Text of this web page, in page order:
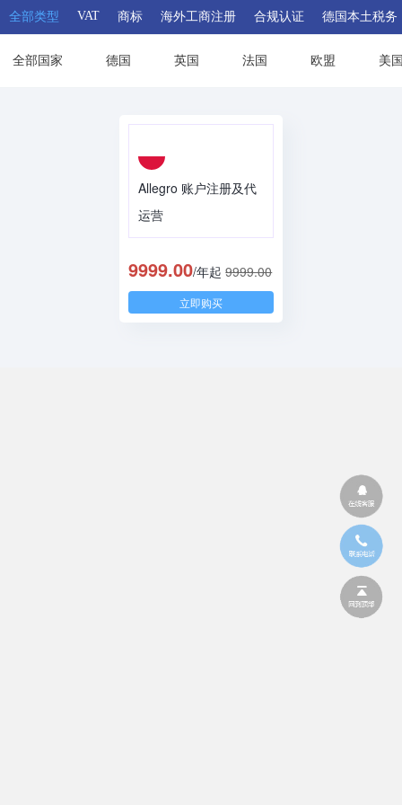
全部类型 VAT 商标 海外工商注册 合规认证 德国本土税务
全部国家 德国 英国 法国 欧盟 美
Allegro 账户注册及代
运营
9999.00/年起 9999.00
立即购买